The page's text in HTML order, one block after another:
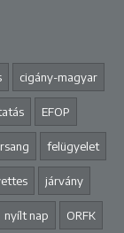
cigány-magyar
EFOP
felügyelet
járvány
nyílt nap ORFK